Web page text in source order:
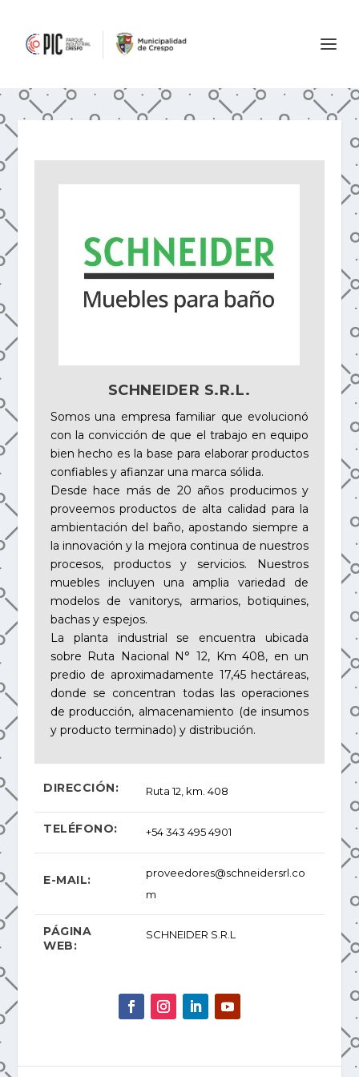
SCHNEIDER S.R.L.
Somos una empresa familiar que evolucionó
con la convicción de que el trabajo en equipo
bien hecho es la base para elaborar productos
confiables y afianzar una marca sólida.
Desde hace más de 20 años producimos y
proveemos productos de alta calidad para la
ambientación del baño, apostando siempre a
la innovación y la mejora continua de nuestros
procesos, productos y servicios. Nuestros
muebles incluyen una amplia variedad de
modelos de vanitorys, armarios, botiquines,
bachas y espejos.
La planta industrial se encuentra ubicada
sobre Ruta Nacional N° 12, Km 408, en un
predio de aproximadamente 17,45 hectáreas,
donde se concentran todas las operaciones
de producción, almacenamiento (de insumos
y producto terminado) y distribución.
DIRECCIÓN: Ruta 12, km. 408
TELÉFONO: +54 343 495 4901
E-MAIL:
proveedores@schneidersrl.co
m
PÁGINA
WEB:
SCHNEIDER S.R.L